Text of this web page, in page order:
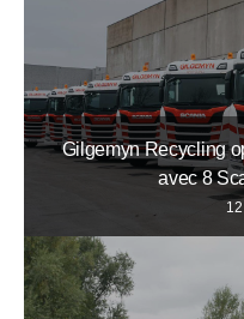
Gilgemyn Recycling
avec 8